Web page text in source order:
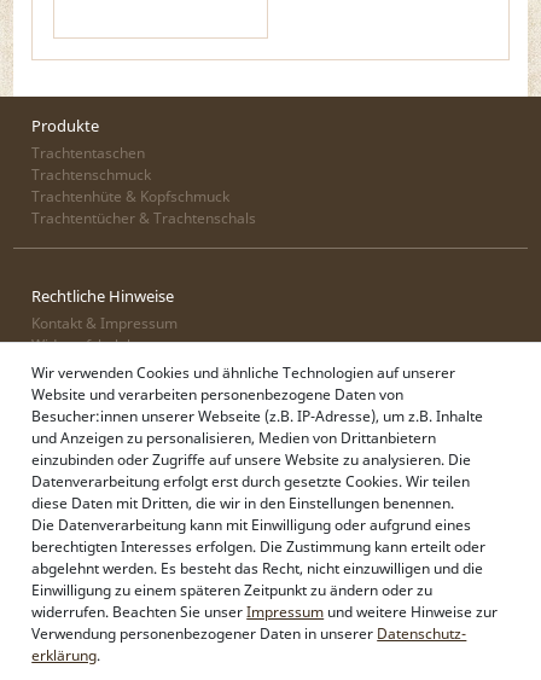
Produkte
Trachtentaschen
Trachtenschmuck
Trachtenhüte & Kopfschmuck
Trachtentücher & Trachtenschals
Rechtliche Hinweise
Kontakt & Impressum
Widerrufsbelehrung
Zahlung & Lieferung
Datenschutz
AGB
Alpenflüstern
Philosophie
Händlerbereich
Firmenkunden
Sonderanfertigungen
Pressebereich
Kontakt & Impressum
Wir verwenden Cookies und ähnliche Technologien auf unserer
Website und verarbeiten personenbezogene Daten von
Besucher:innen unserer Webseite (z.B. IP-Adresse), um z.B. Inhalte
und Anzeigen zu personalisieren, Medien von Drittanbietern
einzubinden oder Zugriffe auf unsere Website zu analysieren. Die
Datenverarbeitung erfolgt erst durch gesetzte Cookies. Wir teilen
diese Daten mit Dritten, die wir in den Einstellungen benennen.
Die Datenverarbeitung kann mit Einwilligung oder aufgrund eines
berechtigten Interesses erfolgen. Die Zustimmung kann erteilt oder
abgelehnt werden. Es besteht das Recht, nicht einzuwilligen und die
Einwilligung zu einem späteren Zeitpunkt zu ändern oder zu
widerrufen. Beachten Sie unserImpressum und weitere Hinweise zur
Verwendung personenbezogener Daten in unserer Daten­schutz­
erklärung.